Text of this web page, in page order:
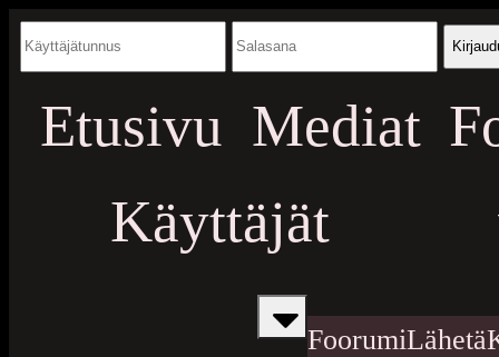
Etusivu Mediat
Käyttäjät
FoorumiLähetä